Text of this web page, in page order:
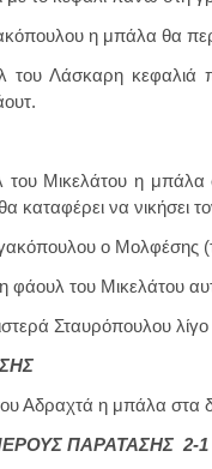
η μπάλα θα
του Λάσκαρη
του Μικελάτου η
καταφέρει να νικήσει
ο Μολφέσης
του Μικελάτου
Σταυρόπουλου λίγο
Αδραχτά η μπάλα στα
ΠΑΡΑΤΑΣΗΣ 2-1